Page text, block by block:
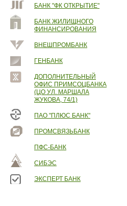
БАНК "ФК ОТКРЫТИЕ"
БАНК ЖИЛИЩНОГО
ФИНАНСИРОВАНИЯ
ВНЕШПРОМБАНК
ГЕНБАНК
ДОПОЛНИТЕЛЬНЫЙ
ОФИС ПРИМСОЦБАНКА
(ЦО УЛ. МАРШАЛА
ЖУКОВА, 74/1)
ПАО "ПЛЮС БАНК"
ПРОМСВЯЗЬБАНК
ПФС-БАНК
СИБЭС
ЭКСПЕРТ БАНК